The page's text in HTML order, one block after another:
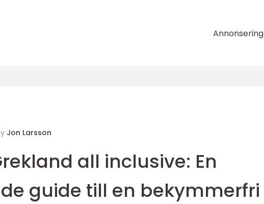
Annonsering
Jon Larsson
all inclusive: En
guide till en bekymmerfri